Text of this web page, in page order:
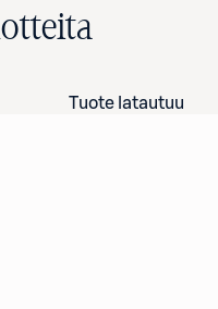
Tuote latautuu